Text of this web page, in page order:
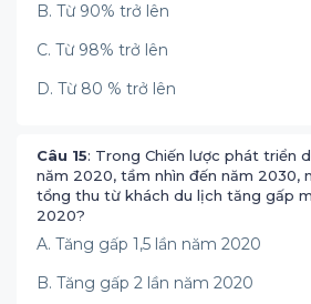
B. Từ 90% trở lên
C. Từ 98% trở lên
D. Từ 80 % trở lên
Câu 15: Trong Chiến lược phát triển
năm 2020, tầm nhìn đến năm 2030,
tổng thu từ khách du lịch tăng gấp
2020?
A. Tăng gấp 1,5 lần năm 2020
B. Tăng gấp 2 lần năm 2020